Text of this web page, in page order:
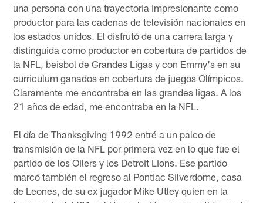
una persona con una trayectoria impresionante como
productor para las cadenas de televisión nacionales en
los estados unidos. El disfrutó de una carrera larga y
distinguida como productor en cobertura de partidos de
la NFL, beisbol de Grandes Ligas y con Emmy's en su
curriculum ganados en cobertura de juegos Olímpicos.
Claramente me encontraba en las grandes ligas. A los
21 años de edad, me encontraba en la NFL.
El día de Thanksgiving 1992 entré a un palco de
transmisión de la NFL por primera vez en lo que fue el
partido de los Oilers y los Detroit Lions. Ese partido
marcó también el regreso al Pontiac Silverdome, casa
de Leones, de su ex jugador Mike Utley quien en la